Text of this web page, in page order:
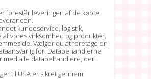
forestår leveringen af de købte
kundeservice, logistik,
vores virksomhed og produkter.
Vælger du at foretage en
for. Databehandlerne
med alle databehandlere, der
til USA er sikret gennem